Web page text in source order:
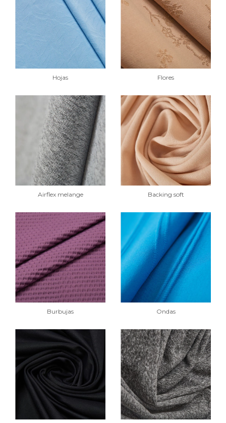
Hojas Flores
Airflex melange Backing soft
Burbujas Ondas